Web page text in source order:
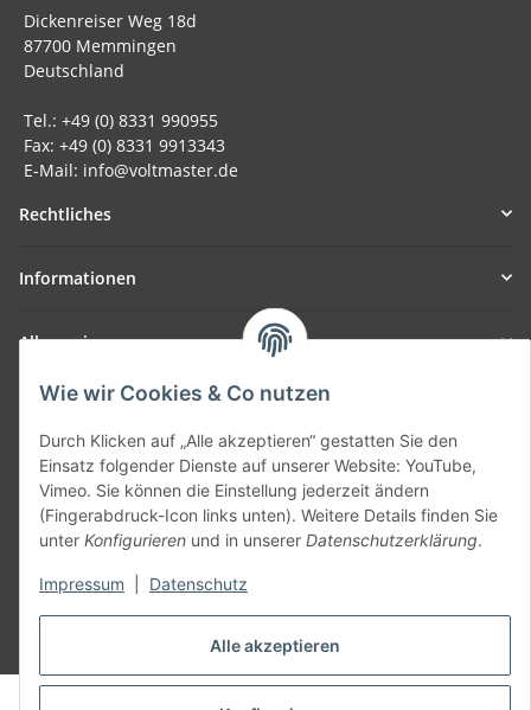
Alle akzeptieren
Wie wir Cookies & Co nutzen
Durch Klicken auf „Alle akzeptieren“ gestatten Sie den
Einsatz folgender Dienste auf unserer Website: YouTube,
Vimeo. Sie können die Einstellung jederzeit ändern
(Fingerabdruck-Icon links unten). Weitere Details finden Sie
unter Konfigurieren und in unserer Datenschutzerklärung.
Impressum Datenschutz
Dickenreiser Weg 18d
87700 Memmingen
Deutschland
Tel.: +49 (0) 8331 990955
Fax: +49 (0) 8331 9913343
E-Mail: info@voltmaster.de
Rechtliches
Informationen
Allgemein
Teil unseres Netzwerks:
SmoliTec - Safety. Simplified. Worldwide. ( B2B Shop )
Vertrag widerrufen
* Alle Preise inkl. gesetzlicher USt., zzgl.Versand
© voltmaster.de